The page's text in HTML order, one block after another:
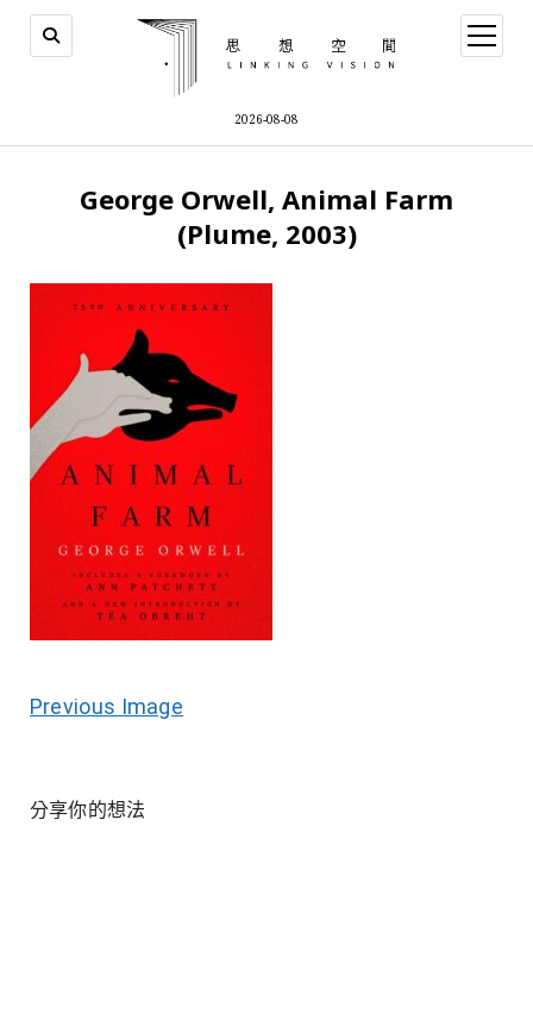
2026-08-08
open
menu
George Orwell, Animal Farm
(Plume, 2003)
Previous Image
分享你的想法